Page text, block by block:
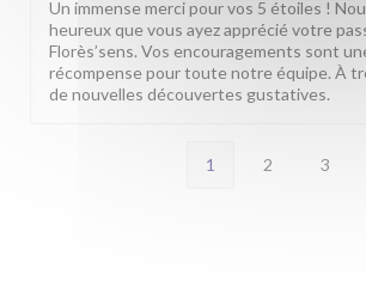
Un immense merci pour vos 5 étoiles !
heureux que vous ayez apprécié votre
Florès’sens. Vos encouragements sont
récompense pour toute notre équipe. À
de nouvelles découvertes gustatives.
1 2 3